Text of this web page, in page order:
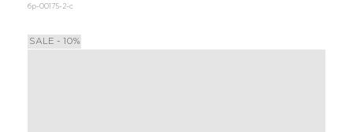
бр-00175-2-с
SALE - 10%